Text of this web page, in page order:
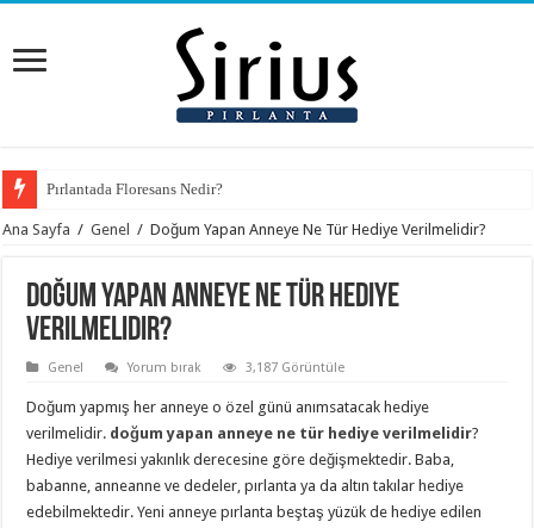
Pırlantada Floresans Nedir?
Pırlantalı Mücevherlerde 2026 Renk Trendleri ve Doğru Seçim Rehberi
Ana Sayfa / Genel / Doğum Yapan Anneye Ne Tür Hediye Verilmelidir?
Doğum Yapan Anneye Ne Tür Hediye
Verilmelidir?
Genel Yorum bırak 3,187 Görüntüle
Doğum yapmış her anneye o özel günü anımsatacak hediye
verilmelidir. doğum yapan anneye ne tür hediye verilmelidir?
Hediye verilmesi yakınlık derecesine göre değişmektedir. Baba,
babanne, anneanne ve dedeler, pırlanta ya da altın takılar hediye
edebilmektedir. Yeni anneye pırlanta beştaş yüzük de hediye edilen